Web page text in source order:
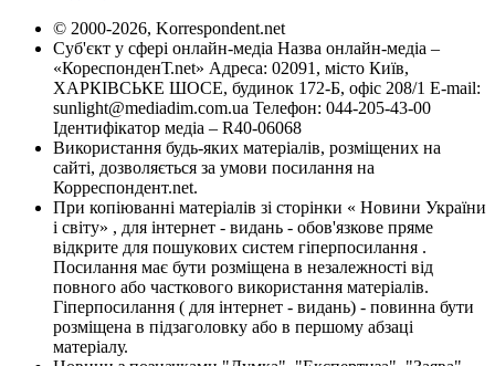
© 2000-2026, Korrespondent.net
Суб'єкт у сфері онлайн-медіа Назва онлайн-медіа –
«КореспонденТ.net» Адреса: 02091, місто Київ,
ХАРКІВСЬКЕ ШОСЕ, будинок 172-Б, офіс 208/1 E-mail:
sunlight@mediadim.com.ua Телефон: 044-205-43-00
Ідентифікатор медіа – R40-06068
Використання будь-яких матеріалів, розміщених на
сайті, дозволяється за умови посилання на
Корреспондент.net.
При копіюванні матеріалів зі сторінки « Новини України
і світу» , для інтернет - видань - обов'язкове пряме
відкрите для пошукових систем гіперпосилання .
Посилання має бути розміщена в незалежності від
повного або часткового використання матеріалів.
Гіперпосилання ( для інтернет - видань) - повинна бути
розміщена в підзаголовку або в першому абзаці
матеріалу.